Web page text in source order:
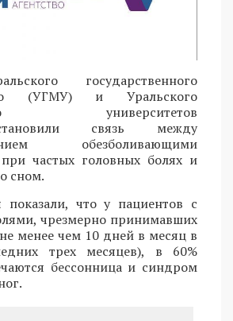
государственного
(УГМУ) и Уральского
университетов
связь между
обезболивающими
частых головных болях и
сном.
показали, что у пациентов с
чрезмерно принимавших
менее чем 10 дней в месяц в
трех месяцев), в 60%
бессонница и синдром